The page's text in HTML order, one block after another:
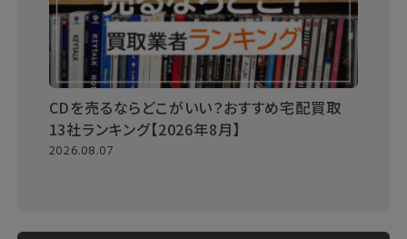
CDを売るならどこがいい？おすすめ宅配買取
13社ランキング【2026年8月】
2026.08.07